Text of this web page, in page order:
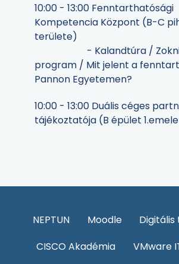
10:00 - 13:00 Fenntarthatósági
Kompetencia Központ (B-C
területe)
- Kalandtúra /
program / Mit jelent a
Pannon Egyetemen?
10:00 - 13:00 Duális céges
tájékoztatója (B épület
NEPTUN Moodle
CISCO Akadémia
VMware